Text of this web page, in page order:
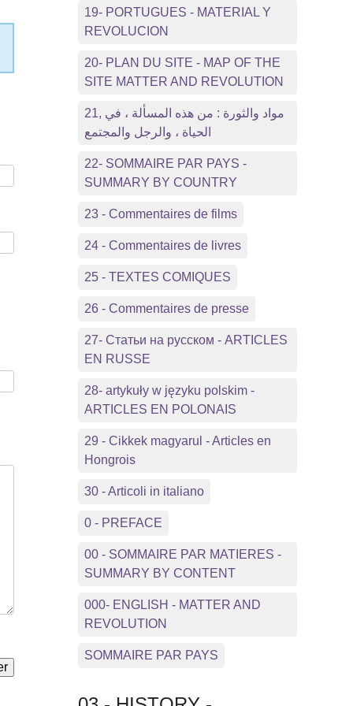
19- PORTUGUES - MATERIAL Y
REVOLUCION
20- PLAN DU SITE - MAP OF THE
SITE MATTER AND REVOLUTION
21, مواد والثورة : من هذه المسألة ، في
الحياة ، والرجل والمجتمع
22- SOMMAIRE PAR PAYS -
SUMMARY BY COUNTRY
23 - Commentaires de films
24 - Commentaires de livres
25 - TEXTES COMIQUES
26 - Commentaires de presse
27- Статьи на русском - ARTICLES
EN RUSSE
28- artykuły w języku polskim -
ARTICLES EN POLONAIS
29 - Cikkek magyarul - Articles en
Hongrois
30 - Articoli in italiano
0 - PREFACE
00 - SOMMAIRE PAR MATIERES -
SUMMARY BY CONTENT
000- ENGLISH - MATTER AND
REVOLUTION
SOMMAIRE PAR PAYS